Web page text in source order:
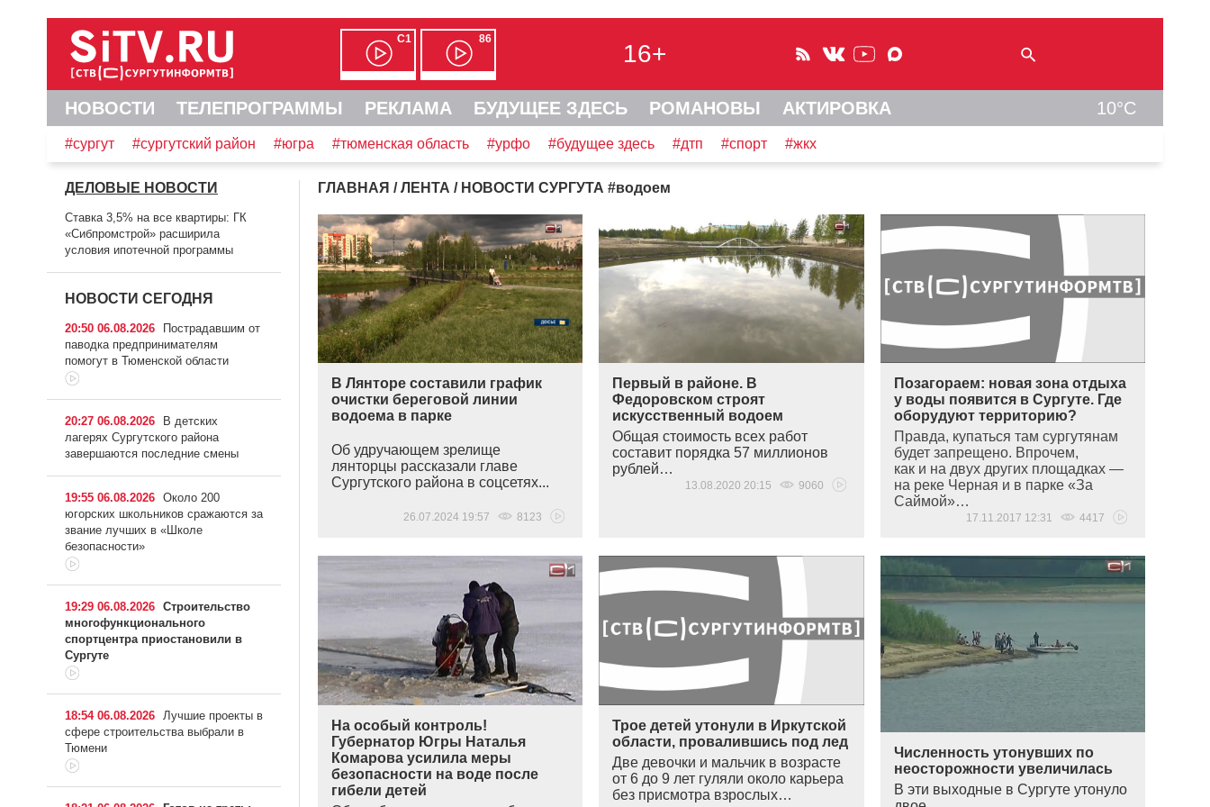
С1 86
16+
НОВОСТИ ТЕЛЕПРОГРАММЫ РЕКЛАМА БУДУЩЕЕ ЗДЕСЬ РОМАНОВЫ АКТИРОВКА 10°C
#сургут #сургутский район #югра #тюменская область #урфо #будущее здесь #дтп #спорт #жкх
ГЛАВНАЯ /ЛЕНТА / НОВОСТИ СУРГУТА #водоем
В Лянторе составили график
очистки береговой линии
водоема в парке
Об удручающем зрелище
лянторцы рассказали главе
Сургутского района в соцсетях...
26.07.2024 19:57 8123
Первый в районе. В
Федоровском строят
искусственный водоем
Общая стоимость всех работ
составит порядка 57 миллионов
рублей…
13.08.2020 20:15 9060
Позагораем: новая зона отдыха
у воды появится в Сургуте. Где
оборудуют территорию?
Правда, купаться там сургутянам
будет запрещено. Впрочем,
как и на двух других площадках —
на реке Черная и в парке «За
Саймой»…
17.11.2017 12:31 4417
На особый контроль!
Губернатор Югры Наталья
Комарова усилила меры
безопасности на воде после
гибели детей
Трое детей утонули в Иркутской
области, провалившись под лед
Две девочки и мальчик в возрасте
от 6 до 9 лет гуляли около карьера
без присмотра взрослых…
Численность утонувших по
неосторожности увеличилась
В эти выходные в Сургуте утонуло
ДЕЛОВЫЕ НОВОСТИ
Ставка 3,5% на все квартиры: ГК
«Сибпромстрой» расширила
условия ипотечной программы
НОВОСТИ СЕГОДНЯ
20:50 06.08.2026
Пострадавшим от
паводка предпринимателям
помогут в Тюменской области
20:27 06.08.2026
В детских
лагерях Сургутского района
завершаются последние смены
19:55 06.08.2026 Около 200
югорских школьников сражаются за
звание лучших в «Школе
безопасности»
19:29 06.08.2026 Строительство
многофункционального
спортцентра приостановили в
Сургуте
18:54 06.08.2026 Лучшие проекты в
сфере строительства выбрали в
Тюмени